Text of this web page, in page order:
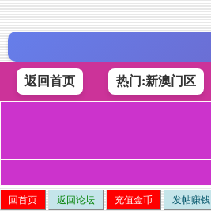
返回首页 热门:新澳门区
回首页 返回论坛 充值金币 发帖赚钱